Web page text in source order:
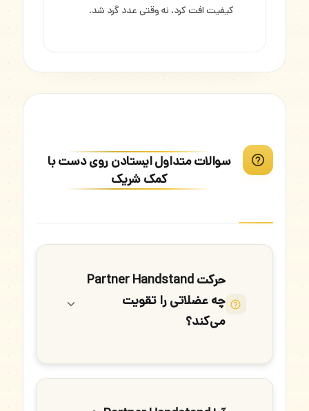
کیفیت افت کرد، نه وقتی عدد گرد شد.
سوالات متداول ایستادن روی دست با
کمک شریک
حرکت Partner Handstand
چه عضلاتی را تقویت
می‌کند؟